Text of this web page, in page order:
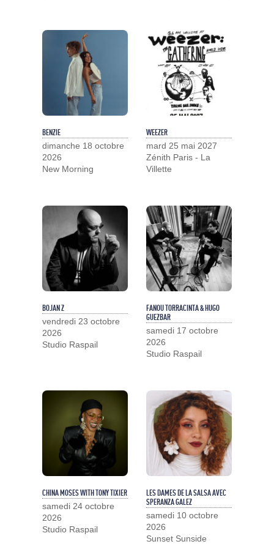
BENZIE
dimanche 18 octobre
2026
New Morning
WEEZER
mard 25 mai 2027
Zénith Paris - La
Villette
BOJAN Z
vendredi 23 octobre
2026
Studio Raspail
FANOU TORRACINTA & HUGO
GUEZBAR
samedi 17 octobre
2026
Studio Raspail
CHINA MOSES WITH TONY TIXIER
samedi 24 octobre
2026
Studio Raspail
LES DAMES DE LA SALSA AVEC
SPERANZA GALEZ
samedi 10 octobre
2026
Sunset Sunside